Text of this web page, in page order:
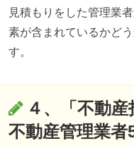
見積もりをした管理業
素が含まれているかど
す。
４、「不動
不動産管理業者